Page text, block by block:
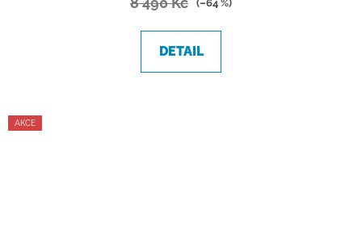
DETAIL
AKCE